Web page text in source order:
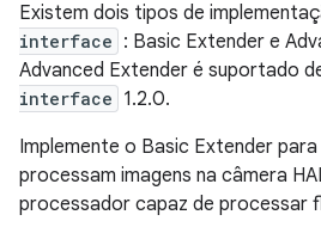
Existem dois tipos de
interface : Basic Extender e
Advanced Extender é suportado
interface 1.2.0.
Implemente o Basic Extender
processam imagens na câmera
processador capaz de processar